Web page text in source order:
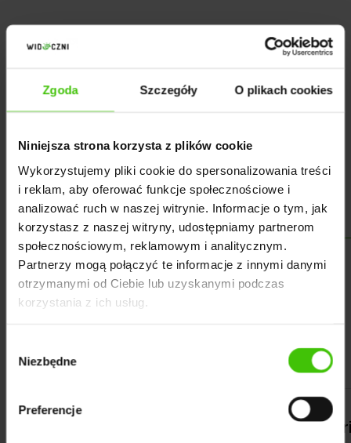
Zgoda Szczegóły O plikach cookies
Niniejsza strona korzysta z plików cookie
Wykorzystujemy pliki cookie do spersonalizowania treści
i reklam, aby oferować funkcje społecznościowe i
analizować ruch w naszej witrynie. Informacje o tym, jak
korzystasz z naszej witryny, udostępniamy partnerom
społecznościowym, reklamowym i analitycznym.
Partnerzy mogą połączyć te informacje z innymi danymi
otrzymanymi od Ciebie lub uzyskanymi podczas
korzystania z ich usług.
zgody
Niezbędne
Preferencje
Jak pozyskać klientów dla sklepu
Na początku współpracy klient posiadał już sklep
internetowy. Pozyskanie nowych klientów
marketingu internetowego. Klient zdecydował się na
pozycjonowanie sklepu w wynikach wyszukiwania
Google.
Wstęp
Zobacz pozostałe historie
Historia